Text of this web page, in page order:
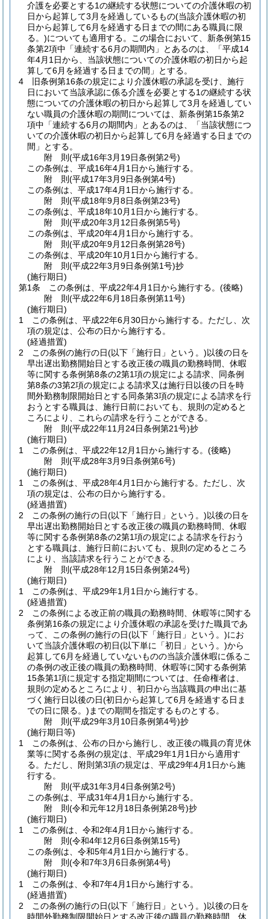
介護を必要とする1の継続する状態についての介護休暇の初
日から起算して3月を経過しているもの(当該介護休暇の初
日から起算して6月を経過する日までの間にある職員に限
る。)についても適用する。
この場合において、新条例第15
条第2項中「連続する6月の期間内」とあるのは、「平成14
年4月1日から、当該状態についての介護休暇の初日から起
算して6月を経過する日までの間」とする。
4
旧条例第16条の規定により介護休暇の承認を受け、施行
日において当該承認に係る介護を必要とする1の継続する状
態についての介護休暇の初日から起算して3月を経過してい
ない職員の介護休暇の期間については、新条例第15条第2
項中「連続する6月の期間内」とあるのは、「当該状態につ
いての介護休暇の初日から起算して6月を経過する日までの
間」とする。
附 則(平成16年3月19日条例第2号)
この条例は、平成16年4月1日から施行する。
附 則(平成17年3月9日条例第4号)
この条例は、平成17年4月1日から施行する。
附 則(平成18年9月8日条例第23号)
この条例は、平成18年10月1日から施行する。
附 則(平成20年3月12日条例第5号)
この条例は、平成20年4月1日から施行する。
附 則(平成20年9月12日条例第28号)
この条例は、平成20年10月1日から施行する。
附 則(平成22年3月9日条例第1号)抄
(施行期日)
第1条
この条例は、平成22年4月1日から施行する。 (後略)
附 則(平成22年6月18日条例第11号)
(施行期日)
1
この条例は、平成22年6月30日から施行する。 ただし、次
項の規定は、公布の日から施行する。
(経過措置)
2
この条例の施行の日(以下「施行日」という。)以後の日を
早出遅出勤務開始日とする改正後の職員の勤務時間、休暇
等に関する条例第8条の2第1項の規定による請求、同条例
第8条の3第2項の規定による請求又は施行日以後の日を時
間外勤務制限開始日とする同条第3項の規定による請求を行
おうとする職員は、施行日前においても、規則の定めると
ころにより、これらの請求を行うことができる。
附 則(平成22年11月24日条例第21号)抄
(施行期日)
1
この条例は、平成22年12月1日から施行する。 (後略)
附 則(平成28年3月9日条例第6号)
(施行期日)
1
この条例は、平成28年4月1日から施行する。 ただし、次
項の規定は、公布の日から施行する。
(経過措置)
2
この条例の施行の日(以下「施行日」という。)以後の日を
早出遅出勤務開始日とする改正後の職員の勤務時間、休暇
等に関する条例第8条の2第1項の規定による請求を行おう
とする職員は、施行日前においても、規則の定めるところ
により、当該請求を行うことができる。
附 則(平成28年12月15日条例第24号)
(施行期日)
1
この条例は、平成29年1月1日から施行する。
(経過措置)
2
この条例による改正前の職員の勤務時間、休暇等に関する
条例第16条の規定により介護休暇の承認を受けた職員であ
って、この条例の施行の日(以下「施行日」という。)にお
いて当該介護休暇の初日(以下単に「初日」という。)から
起算して6月を経過していないものの当該介護休暇に係るこ
の条例の改正後の職員の勤務時間、休暇等に関する条例第
15条第1項に規定する指定期間については、任命権者は、
規則の定めるところにより、初日から当該職員の申出に基
づく施行日以後の日(初日から起算して6月を経過する日ま
での日に限る。) までの期間を指定するものとする。
附 則(平成29年3月10日条例第4号)抄
(施行期日等)
1
この条例は、公布の日から施行し、改正後の職員の育児休
業等に関する条例の規定は、平成29年1月1日から適用す
る。 ただし、附則第3項の規定は、平成29年4月1日から施
行する。
附 則(平成31年3月4日条例第2号)
この条例は、平成31年4月1日から施行する。
附 則(令和元年12月18日条例第28号)抄
(施行期日)
1
この条例は、令和2年4月1日から施行する。
附 則(令和4年12月6日条例第15号)
この条例は、令和5年4月1日から施行する。
附 則(令和7年3月6日条例第4号)
(施行期日)
1
この条例は、令和7年4月1日から施行する。
(経過措置)
2
この条例の施行の日(以下「施行日」という。)以後の日を
時間外勤務制限開始日とする改正後の職員の勤務時間、休